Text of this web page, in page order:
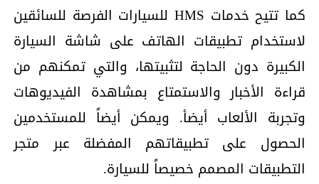
كما تتيح خدمات HMS للسيارات الفرصة للسائقين
لاستخدام تطبيقات الهاتف على شاشة السيارة
الكبيرة دون الحاجة لتثبيتها، والتي تمكنهم من
قراءة الأخبار والاستمتاع بمشاهدة الفيديوهات
وتجربة الألعاب أيضأ. ويمكن أيضاً للمستخدمين
الحصول على تطبيقاتهم المفضلة عبر متجر
التطبيقات المصمم خصيصاً للسيارة.